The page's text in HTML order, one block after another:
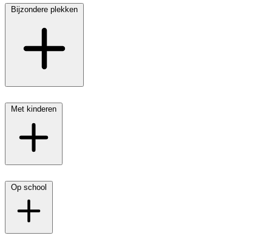
Bijzondere plekken
Met kinderen
Op school